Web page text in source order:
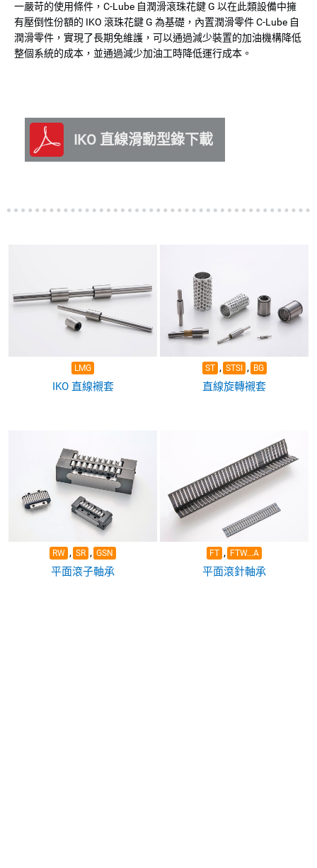
一嚴苛的使用條件，C-Lube 自潤滑滾珠花鍵 G 以在此類設備中擁
有壓倒性份額的 IKO 滾珠花鍵 G 為基礎，內置潤滑零件 C-Lube 自
潤滑零件，實現了長期免維護，可以通過減少裝置的加油機構降低
整個系統的成本，並通過減少加油工時降低運行成本。
IKO 直線滑動型錄下載
LMG
IKO 直線襯套
ST , STSI , BG
直線旋轉襯套
RW , SR , GSN
平面滾子軸承
FT , FTW...A
平面滾針軸承